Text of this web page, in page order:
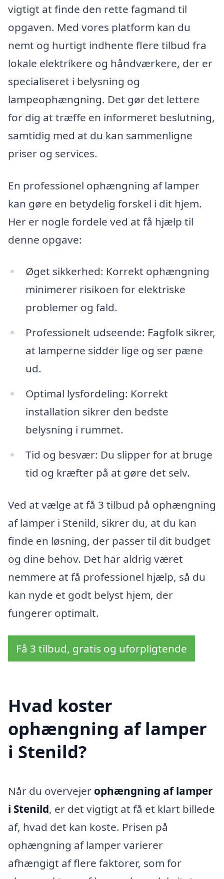
vigtigt at finde den rette fagmand til
opgaven. Med vores platform kan du
nemt og hurtigt indhente flere tilbud fra
lokale elektrikere og håndværkere, der er
specialiseret i belysning og
lampeophængning. Det gør det lettere
for dig at træffe en informeret beslutning,
samtidig med at du kan sammenligne
priser og services.
En professionel ophængning af lamper
kan gøre en betydelig forskel i dit hjem.
Her er nogle fordele ved at få hjælp til
denne opgave:
Øget sikkerhed: Korrekt ophængning
minimerer risikoen for elektriske
problemer og fald.
Professionelt udseende: Fagfolk sikrer,
at lamperne sidder lige og ser pæne
ud.
Optimal lysfordeling: Korrekt
installation sikrer den bedste
belysning i rummet.
Tid og besvær: Du slipper for at bruge
tid og kræfter på at gøre det selv.
Ved at vælge at få 3 tilbud på ophængning
af lamper i Stenild, sikrer du, at du kan
finde en løsning, der passer til dit budget
og dine behov. Det har aldrig været
nemmere at få professionel hjælp, så du
kan nyde et godt belyst hjem, der
fungerer optimalt.
Få 3 tilbud, gratis og uforpligtende
Hvad koster
ophængning af lamper
i Stenild?
Når du overvejer ophængning af lamper
i Stenild, er det vigtigt at få et klart billede
af, hvad det kan koste. Prisen på
ophængning af lamper varierer
afhængigt af flere faktorer, som for